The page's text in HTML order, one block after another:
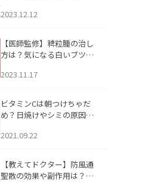
2023.12.12
【医師監修】稗粒腫の治し
方は？気になる白いブツブ
アについて
2023.11.17
ビタミンCは朝つけちゃだ
め？日焼けやシミの原因に
2021.09.22
【教えてドクター】防風通
聖散の効果や副作用は？長